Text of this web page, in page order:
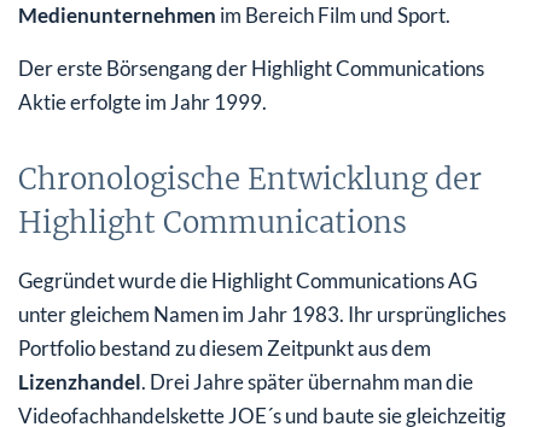
Medienunternehmen im Bereich Film und Sport.
Der erste Börsengang der Highlight Communications
Aktie erfolgte im Jahr 1999.
Chronologische Entwicklung der
Highlight Communications
Gegründet wurde die Highlight Communications AG
unter gleichem Namen im Jahr 1983. Ihr ursprüngliches
Portfolio bestand zu diesem Zeitpunkt aus dem
Lizenzhandel. Drei Jahre später übernahm man die
Videofachhandelskette JOE´s und baute sie gleichzeitig